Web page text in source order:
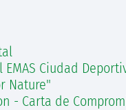
Ciudad
Nature"
- Carta de